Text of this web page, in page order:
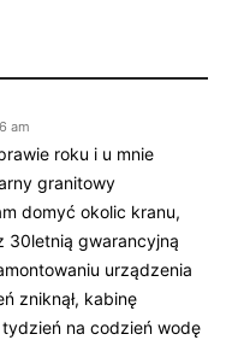
am
roku i u mnie
granitowy
domyć okolic kranu,
30letnią gwarancyjną
urządzenia
zniknął, kabinę
na codzień wodę